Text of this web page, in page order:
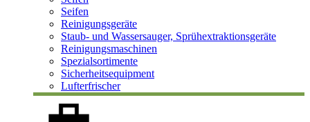
Seifen
Reinigungsgeräte
Staub- und Wassersauger, Sprühextraktionsgeräte
Reinigungsmaschinen
Spezialsortimente
Sicherheitsequipment
Lufterfrischer